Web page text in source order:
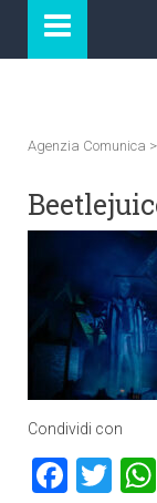
Agenzia Comunica >
Condividi con